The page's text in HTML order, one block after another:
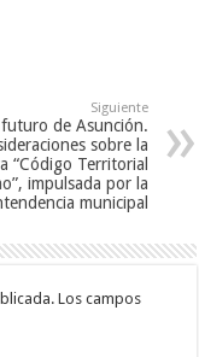
Siguiente
futuro de Asunción.
sobre la
“Código Territorial
impulsada por la
municipal
Los campos